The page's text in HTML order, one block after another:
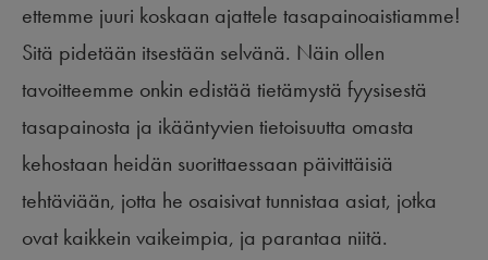
ettemme juuri koskaan ajattele tasapainoaistiamme!
Sitä pidetään itsestään selvänä. Näin ollen
tavoitteemme onkin edistää tietämystä fyysisestä
tasapainosta ja ikääntyvien tietoisuutta omasta
kehostaan heidän suorittaessaan päivittäisiä
tehtäviään, jotta he osaisivat tunnistaa asiat, jotka
ovat kaikkein vaikeimpia, ja parantaa niitä.